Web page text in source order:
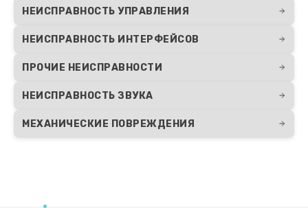
НЕИСПРАВНОСТЬ УПРАВЛЕНИЯ
НЕИСПРАВНОСТЬ ИНТЕРФЕЙСОВ
ПРОЧИЕ НЕИСПРАВНОСТИ
НЕИСПРАВНОСТЬ ЗВУКА
МЕХАНИЧЕСКИЕ ПОВРЕЖДЕНИЯ